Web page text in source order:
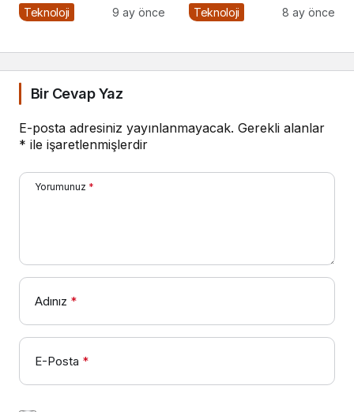
Alındı
Teknoloji 9 ay önce
dönemi başlatıyor
Teknoloji 8 ay önce
Bir Cevap Yaz
E-posta adresiniz yayınlanmayacak. Gerekli alanlar
* ile işaretlenmişlerdir
Yorumunuz *
Adınız *
E-Posta *